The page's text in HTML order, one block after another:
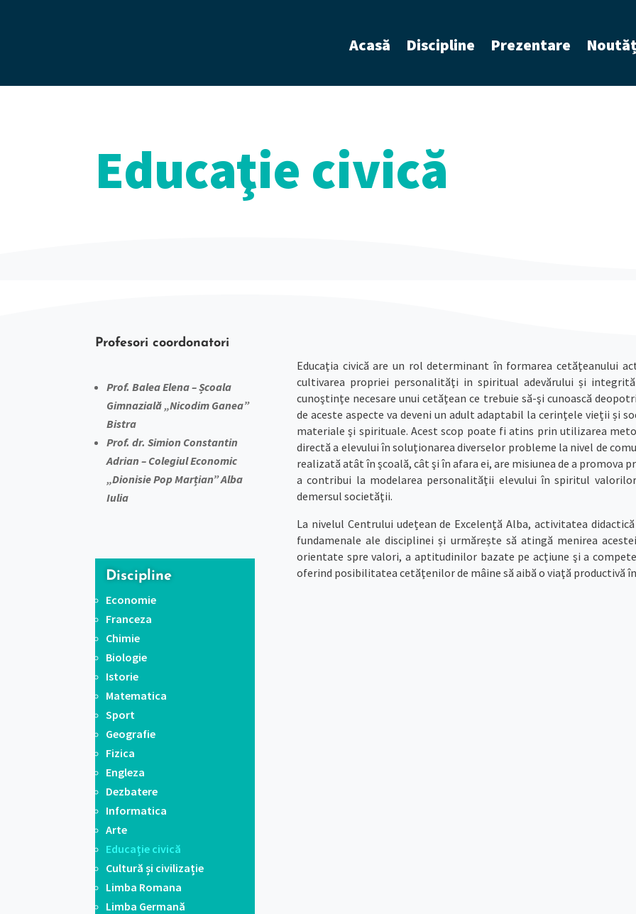
Acasă Discipline Prezentare
Educaţie civică
Profesori coordonatori
Prof. Balea Elena – Școala
Gimnazială „Nicodim Ganea”
Bistra
Prof. dr. Simion Constantin
Adrian – Colegiul Economic
„Dionisie Pop Marțian” Alba
Iulia
Discipline
Economie
Franceza
Chimie
Biologie
Istorie
Matematica
Sport
Geografie
Fizica
Engleza
Dezbatere
Informatica
Arte
Educaţie civică
Cultură și civilizație
Limba Romana
Limba Germană
Educaţia civică are un rol determinant în formarea cetăţeanului
cultivarea propriei personalităţi in spiritual adevărului și
cunoştinţe necesare unui cetăţean ce trebuie să-şi cunoască
de aceste aspecte va deveni un adult adaptabil la cerinţele vieții și
materiale şi spirituale. Acest scop poate fi atins prin utilizarea
directă a elevului în soluţionarea diverselor probleme la nivel de
realizată atât în şcoală, cât şi în afara ei, are misiunea de a promova
a contribui la modelarea personalităţii elevului în spiritul
demersul societăţii.
La nivelul Centrului udețean de Excelență Alba, activitatea
fundamenale ale disciplinei și urmărește să atingă menirea
orientate spre valori, a aptitudinilor bazate pe acţiune şi a
oferind posibilitatea cetăţenilor de mâine să aibă o viaţă productivă